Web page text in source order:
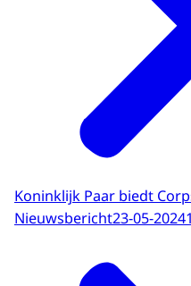
Koninklijk Paar biedt
Nieuwsbericht23-05-2024